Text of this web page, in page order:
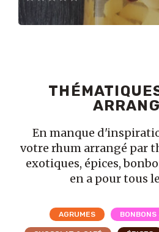
En manque
votre rhum arrangé par
exotiques, épices,
en a pour tous
AGRUMES BONBONS